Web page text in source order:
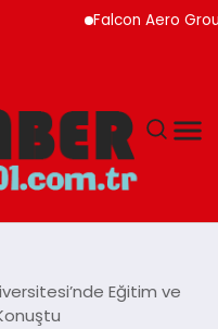
Falcon Aero Group,
Eğitim ve